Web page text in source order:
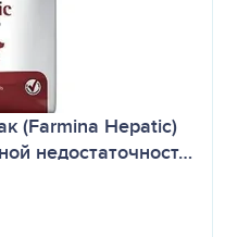
(Farmina Hepatic)
недостаточност…